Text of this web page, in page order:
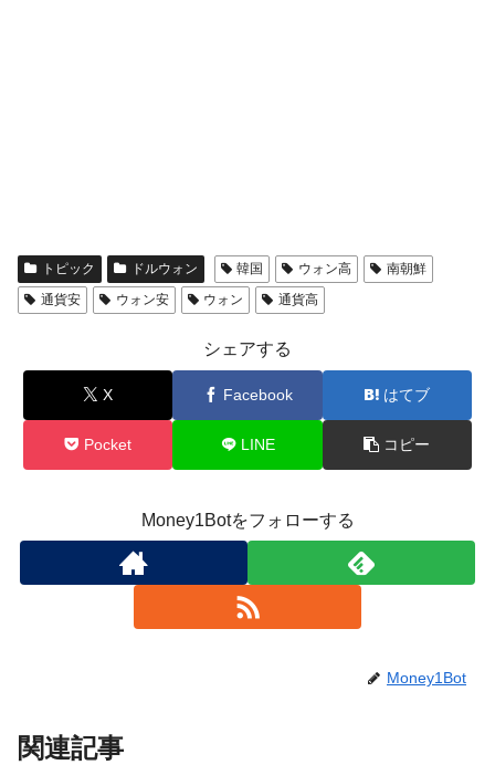
トピック ドルウォン 韓国 ウォン高
南朝鮮
通貨安
ウォン安 ウォン 通貨高
シェアする
X Facebook はてブ
Pocket LINE コピー
Money1Botをフォローする
Money1Bot
関連記事